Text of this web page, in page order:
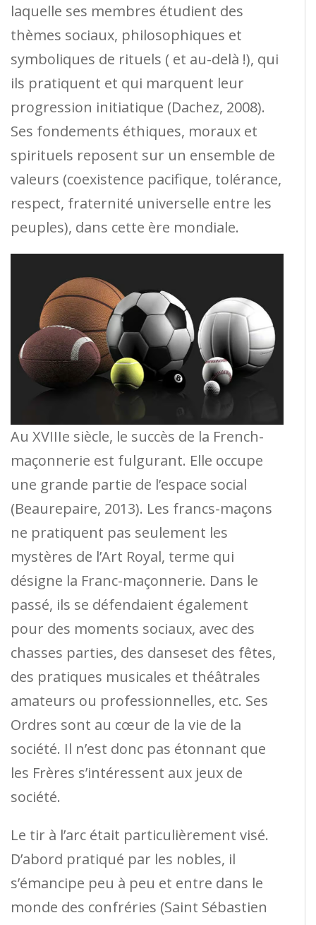
laquelle ses membres étudient des
thèmes sociaux, philosophiques et
symboliques de rituels ( et au-delà !), qui
ils pratiquent et qui marquent leur
progression initiatique (Dachez, 2008).
Ses fondements éthiques, moraux et
spirituels reposent sur un ensemble de
valeurs (coexistence pacifique, tolérance,
respect, fraternité universelle entre les
peuples), dans cette ère mondiale.
Au XVIIIe siècle, le succès de la French-
maçonnerie est fulgurant. Elle occupe
une grande partie de l’espace social
(Beaurepaire, 2013). Les francs-maçons
ne pratiquent pas seulement les
mystères de l’Art Royal, terme qui
désigne la Franc-maçonnerie. Dans le
passé, ils se défendaient également
pour des moments sociaux, avec des
chasses parties, des danseset des fêtes,
des pratiques musicales et théâtrales
amateurs ou professionnelles, etc. Ses
Ordres sont au cœur de la vie de la
société. Il n’est donc pas étonnant que
les Frères s’intéressent aux jeux de
société.
Le tir à l’arc était particulièrement visé.
D’abord pratiqué par les nobles, il
s’émancipe peu à peu et entre dans le
monde des confréries (Saint Sébastien